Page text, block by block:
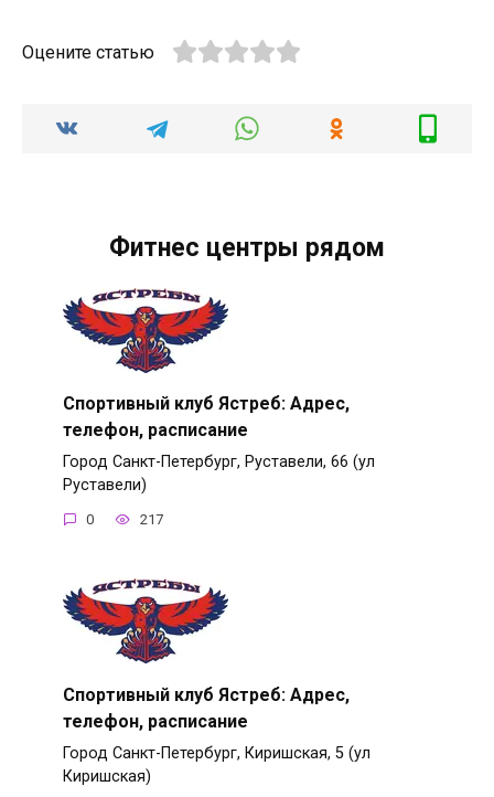
Оцените статью
Фитнес центры рядом
Спортивный клуб Ястреб: Адрес,
телефон, расписание
Город Санкт-Петербург, Руставели, 66 (ул
Руставели)
0 217
Спортивный клуб Ястреб: Адрес,
телефон, расписание
Город Санкт-Петербург, Киришская, 5 (ул
Киришская)